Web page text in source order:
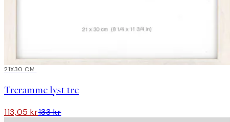
15%*
21X30 CM
Treramme lyst tre
113,05 kr133 kr